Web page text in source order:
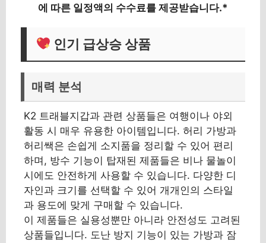
에 따른 일정액의 수수료를 제공받습니다.*
인기 급상승 상품
매력 분석
K2 트래블지갑과 관련 상품들은 여행이나 야외
활동 시 매우 유용한 아이템입니다. 허리 가방과
허리쌕은 손쉽게 소지품을 정리할 수 있어 편리
하며, 방수 기능이 탑재된 제품들은 비나 물놀이
시에도 안전하게 사용할 수 있습니다. 다양한 디
자인과 크기를 선택할 수 있어 개개인의 스타일
과 용도에 맞게 구매할 수 있습니다.
이 제품들은 실용성뿐만 아니라 안전성도 고려된
상품들입니다. 도난 방지 기능이 있는 가방과 잠